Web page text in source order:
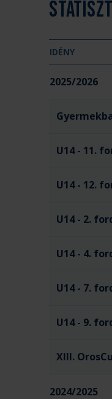
IDÉNY
2025/2026
U14 - 11.
U14 - 12.
U14 - 2.
U14 - 4.
U14 - 7.
U14 - 9.
XIII.
2024/2025